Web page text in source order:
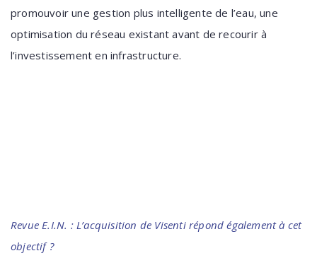
promouvoir une gestion plus intelligente de l’eau, une
optimisation du réseau existant avant de recourir à
l’investissement en infrastructure.
Revue E.I.N. : L’acquisition de Visenti répond également à cet
objectif ?